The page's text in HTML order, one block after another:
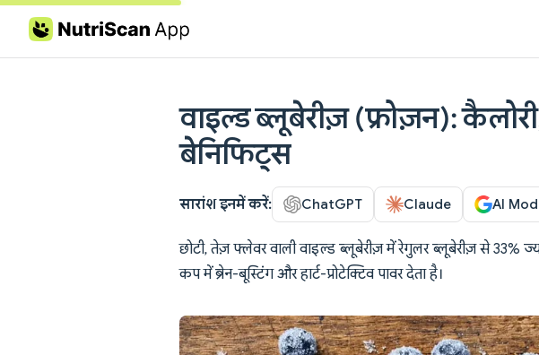
Skip to content
वाइल्ड ब्लूबेरीज़ (फ्रोज़न):
बेनिफिट्स
सारांश इनमें करें: ChatGPT Claude AI
छोटी, तेज़ फ्लेवर वाली वाइल्ड ब्लूबेरीज़ में रेगुलर ब्लूबेरीज़ से 33%
कप में ब्रेन-बूस्टिंग और हार्ट-प्रोटेक्टिव पावर देता है।